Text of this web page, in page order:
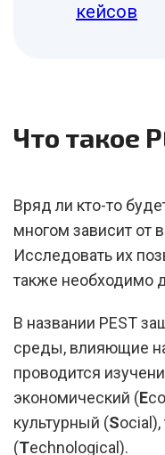
кейсов
Что такое
Вряд ли кто-то
многом зависит от
Исследовать их
также необходимо
В названии PEST
среды, влияющие
проводится
экономический (E
культурный (Social),
(Technological).